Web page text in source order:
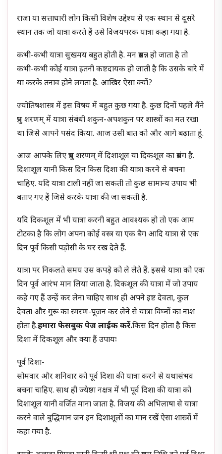
राजा या सत्ताधारी लोग किसी विशेष उद्देश्य से एक स्थान से दूसरे
स्थान तक जो यात्रा करते हैं उसे विजयपरक यात्रा कहा गया है.
कभी-कभी यात्रा सुखमय बहुत होती है. मन प्रसन्न हो जाता है तो
कभी-कभी कोई यात्रा इतनी कष्टदायक हो जाती है कि उसके बारे में
या करके तनाव होने लगता है. आखिर ऐसा क्यों?
ज्योतिषशास्त्र में इस विषय में बहुत कुछ गया है. कुछ दिनों पहले मैंने
प्रभु शरणम् में यात्रा संबंधी शकुन-अपशकुन पर शास्त्रों का मत रखा
था जिसे आपने पसंद किया. आज उसी बात को और आगे बढ़ाता हूं.
आज आपके लिए प्रभु शरणम् में दिशाशूल या दिकशूल का प्रसंग है.
दिशाशूल यानी किस दिन किस दिशा की यात्रा करने से बचना
चाहिए. यदि यात्रा टाली नहीं जा सकती तो कुछ सामान्य उपाय भी
बताए गए हैं जिसे करके यात्रा की जा सकती है.
यदि दिकशूल में भी यात्रा करनी बहुत आवश्यक हो तो एक आम
टोटका है कि लोग अपना कोई वस्त्र या एक बैग आदि यात्रा से एक
दिन पूर्व किसी पड़ोसी के घर रख देते हैं.
यात्रा पर निकलते समय उस कपड़े को ले लेते हैं. इससे यात्रा को एक
दिन पूर्व आरंभ मान लिया जाता है. दिकशूल की यात्रा में जो उपाय
कहे गए हैं उन्हें कर लेना चाहिए साथ ही अपने इष्ट देवता, कुल
देवता और गुरू का स्मरण-पूजन कर लेने से यात्रा विघ्नों का नाश
होता है.हमारा फेसबुक पेज लाईक करें.किस दिन होता है किस
दिशा में दिकशूल और क्या हैं उपायः
पूर्व दिशा-
सोमवार और शनिवार को पूर्व दिशा की यात्रा करने से यथासंभव
बचना चाहिए. साथ ही ज्येष्ठा नक्षत्र में भी पूर्व दिशा की यात्रा को
दिशाशूल यानी वर्जित माना जाता है. विजय की अभिलाषा से यात्रा
करने वाले बुद्धिमान जन इन दिशाशूलों का मान रखें ऐसा शास्त्रों में
कहा गया है.